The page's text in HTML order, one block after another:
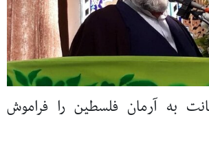
به آرمان فلسطین را فراموش